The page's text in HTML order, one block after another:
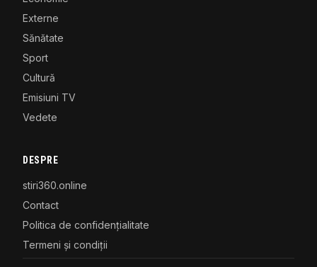
Externe
Sănătate
Sport
Cultură
Emisiuni TV
Vedete
DESPRE
stiri360.online
Contact
Politica de confidențialitate
Termeni și condiții